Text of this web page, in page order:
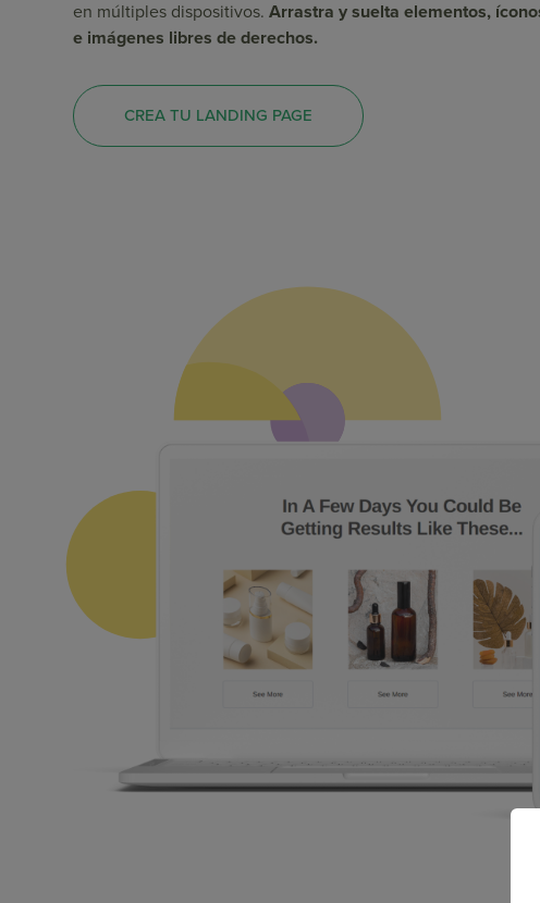
en múltiples dispositivos.Arrastra y suelta elementos,
e imágenes libres de derechos.
CREA TU LANDING PAGE